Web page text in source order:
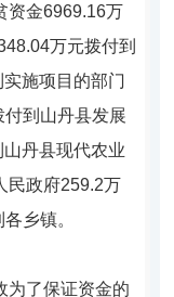
资金6969.16万
万元拨付到
施项目的部门
到山丹县发展
丹县现代农业
民政府259.2万
乡镇。
为了保证资金的